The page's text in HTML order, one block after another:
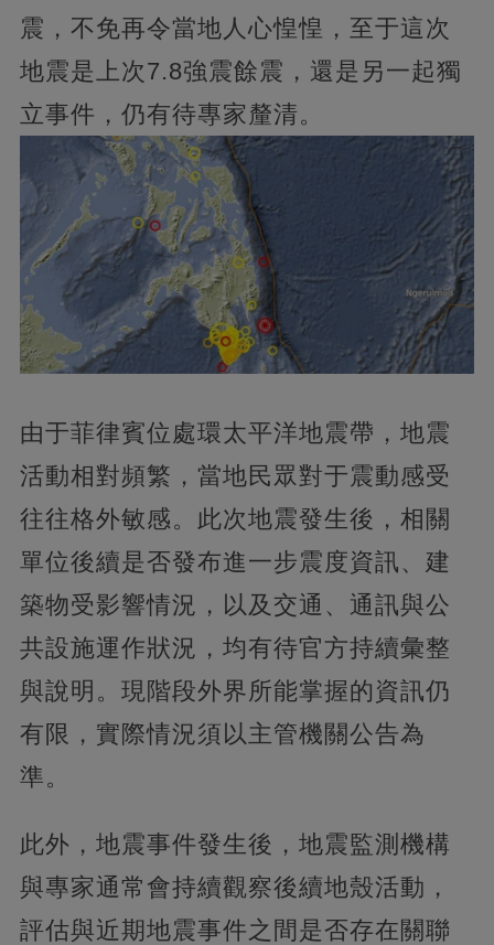
震，不免再令當地人心惶惶，至于這次
地震是上次7.8強震餘震，還是另一起獨
立事件，仍有待專家釐清。
由于菲律賓位處環太平洋地震帶，地震
活動相對頻繁，當地民眾對于震動感受
往往格外敏感。此次地震發生後，相關
單位後續是否發布進一步震度資訊、建
築物受影響情況，以及交通、通訊與公
共設施運作狀況，均有待官方持續彙整
與說明。現階段外界所能掌握的資訊仍
有限，實際情況須以主管機關公告為
準。
此外，地震事件發生後，地震監測機構
與專家通常會持續觀察後續地殼活動，
評估與近期地震事件之間是否存在關聯